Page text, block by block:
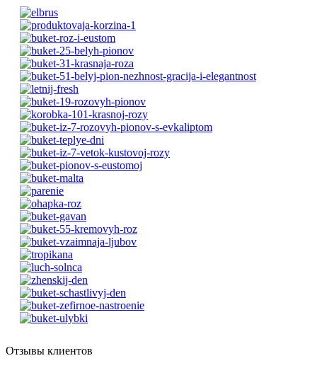
Отзывы клиентов